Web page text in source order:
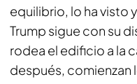
equilibrio, lo ha visto
Trump sigue con su
rodea el edificio a la
después, comienzan